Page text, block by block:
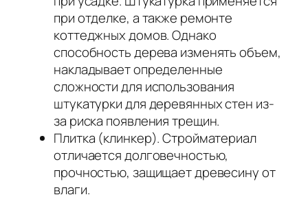
при отделке, а также ремонте
коттеджных домов. Однако
способность дерева изменять объем,
накладывает определенные
сложности для использования
штукатурки для деревянных стен из-
за риска появления трещин.
Плитка (клинкер). Стройматериал
отличается долговечностью,
прочностью, защищает древесину от
влаги.